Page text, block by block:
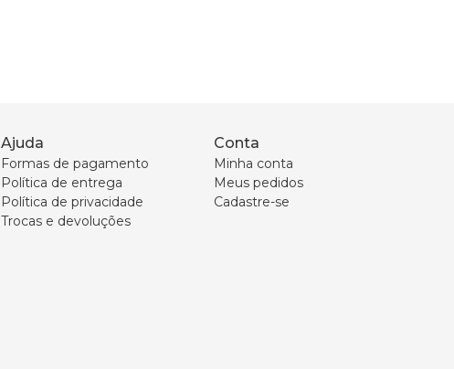
Ajuda
Formas de pagamento
Política de entrega
Política de privacidade
Trocas e devoluções
Conta
Minha conta
Meus pedidos
Cadastre-se